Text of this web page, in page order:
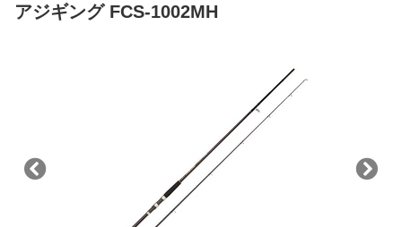
アジギング FCS-1002MH